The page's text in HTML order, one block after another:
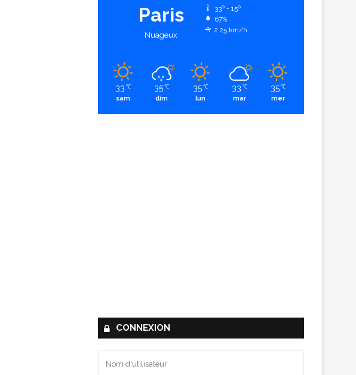
Paris
Nuageux
33º - 15º
67%
2.25 km/h
33 ℃
sam
35 ℃
dim
35 ℃
lun
33 ℃
mar
35 ℃
mer
CONNEXION